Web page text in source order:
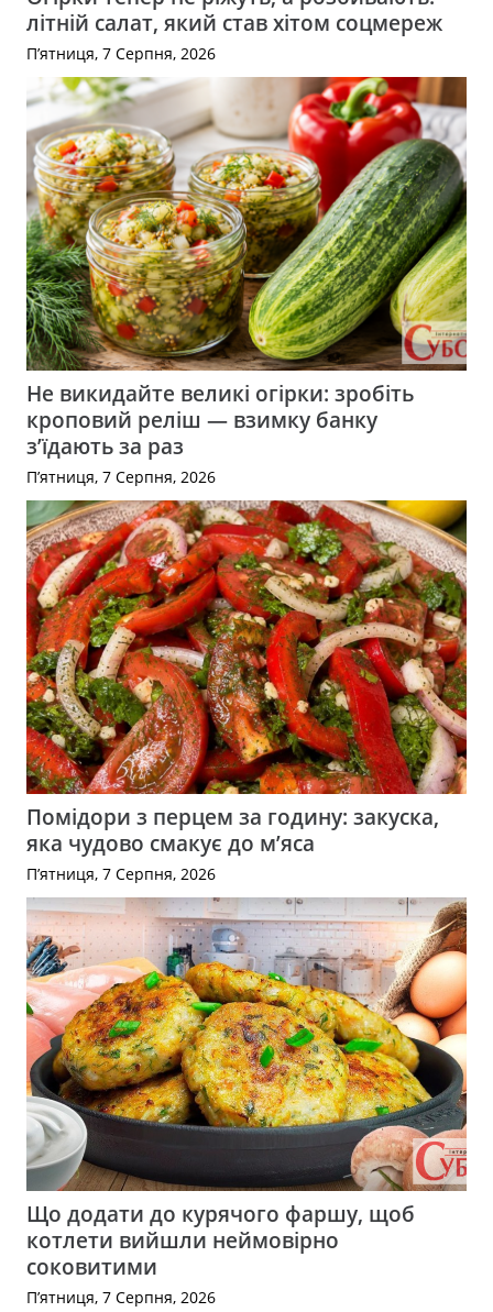
літній салат, який став хітом соцмереж
П’ятниця, 7 Серпня, 2026
Не викидайте великі огірки: зробіть
кроповий реліш — взимку банку
з’їдають за раз
П’ятниця, 7 Серпня, 2026
Помідори з перцем за годину: закуска,
яка чудово смакує до м’яса
П’ятниця, 7 Серпня, 2026
Що додати до курячого фаршу, щоб
котлети вийшли неймовірно
соковитими
П’ятниця, 7 Серпня, 2026